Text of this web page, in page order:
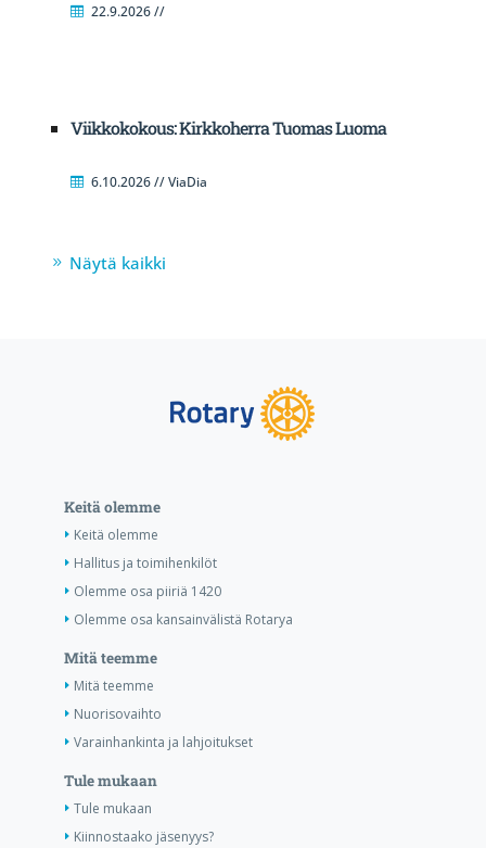
22.9.2026 //
Viikkokokous: Kirkkoherra Tuomas Luoma
6.10.2026 // ViaDia
Näytä kaikki
Keitä olemme
Keitä olemme
Hallitus ja toimihenkilöt
Olemme osa piiriä 1420
Olemme osa kansainvälistä Rotarya
Mitä teemme
Mitä teemme
Nuorisovaihto
Varainhankinta ja lahjoitukset
Tule mukaan
Tule mukaan
Kiinnostaako jäsenyys?